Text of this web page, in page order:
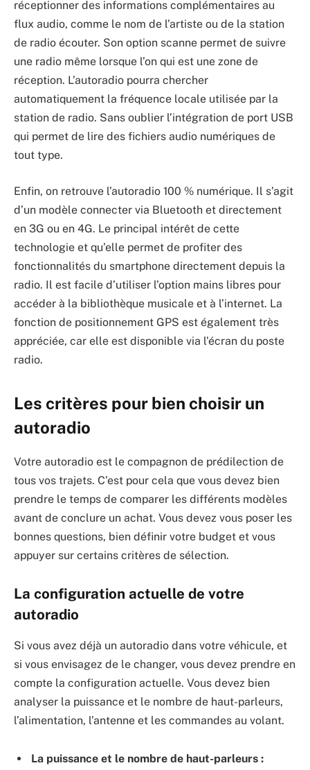
réceptionner des informations complémentaires au
flux audio, comme le nom de l’artiste ou de la station
de radio écouter. Son option scanne permet de suivre
une radio même lorsque l’on qui est une zone de
réception. L’autoradio pourra chercher
automatiquement la fréquence locale utilisée par la
station de radio. Sans oublier l’intégration de port USB
qui permet de lire des fichiers audio numériques de
tout type.
Enfin, on retrouve l’autoradio 100 % numérique. Il s’agit
d’un modèle connecter via Bluetooth et directement
en 3G ou en 4G. Le principal intérêt de cette
technologie et qu’elle permet de profiter des
fonctionnalités du smartphone directement depuis la
radio. Il est facile d’utiliser l’option mains libres pour
accéder à la bibliothèque musicale et à l’internet. La
fonction de positionnement GPS est également très
appréciée, car elle est disponible via l’écran du poste
radio.
Les critères pour bien choisir un
autoradio
Votre autoradio est le compagnon de prédilection de
tous vos trajets. C’est pour cela que vous devez bien
prendre le temps de comparer les différents modèles
avant de conclure un achat. Vous devez vous poser les
bonnes questions, bien définir votre budget et vous
appuyer sur certains critères de sélection.
La configuration actuelle de votre
autoradio
Si vous avez déjà un autoradio dans votre véhicule, et
si vous envisagez de le changer, vous devez prendre en
compte la configuration actuelle. Vous devez bien
analyser la puissance et le nombre de haut-parleurs,
l’alimentation, l’antenne et les commandes au volant.
La puissance et le nombre de haut-parleurs :